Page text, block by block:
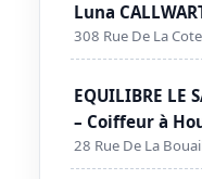
Luna
308 Rue De La
EQUILIBRE LE
– Coiffeur à
28 Rue De La